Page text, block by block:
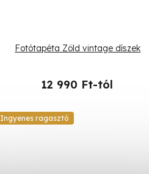
Fotótapéta Zöld vintage díszek
12 990 Ft-tól
Ingyenes ragasztó